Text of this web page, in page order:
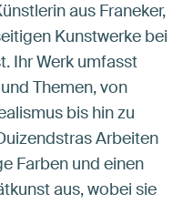
aus Franeker,
Kunstwerke bei
Ihr Werk umfasst
Themen, von
bis hin zu
Arbeiten
Farben und einen
aus, wobei sie